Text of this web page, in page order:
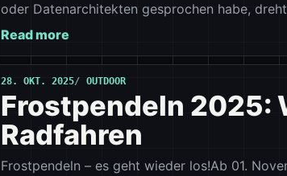
oder Datenarchitekten gesprochen habe,
Read more
28. OKT. 2025 OUTDOOR
Frostpendeln 2025:
Radfahren
Frostpendeln – es geht wieder los!Ab 01.